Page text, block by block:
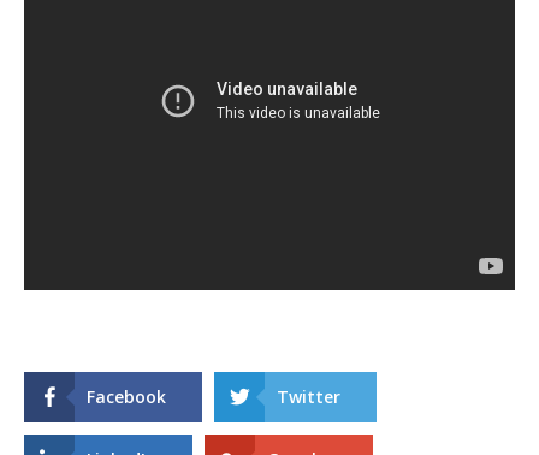
Facebook Twitter